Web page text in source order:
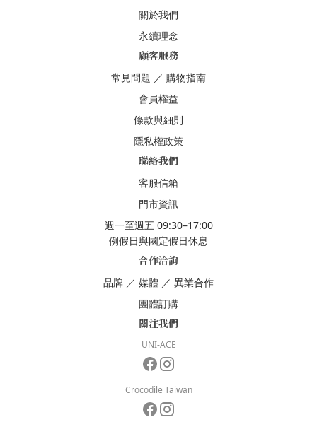
關於我們
永續理念
顧客服務
常見問題 ／ 購物指南
會員權益
條款與細則
隱私權政策
聯絡我們
客服信箱
門市資訊
週一至週五 09:30–17:00
例假日與國定假日休息
合作洽詢
品牌 ／ 媒體 ／ 異業合作
團體訂購
關注我們
UNI-ACE
Crocodile Taiwan